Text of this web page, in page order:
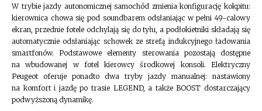
W trybie jazdy autonomicznej samochód zmienia konfigurację kokpitu:
kierownica chowa się pod soundbarem odsłaniając w pełni 49-calowy
ekran, przednie fotele odchylają się do tyłu, a podłokietniki składają się
automatycznie odsłaniając schowek ze strefą indukcyjnego ładowania
smartfonów. Podstawowe elementy sterowania pozostają dostępne
na wbudowanej w fotel kierowcy środkowej konsoli. Elektryczny
Peugeot oferuje ponadto dwa tryby jazdy manualnej: nastawiony
na komfort i jazdę po trasie LEGEND, a także BOOST dostarczający
podwyższoną dynamikę.